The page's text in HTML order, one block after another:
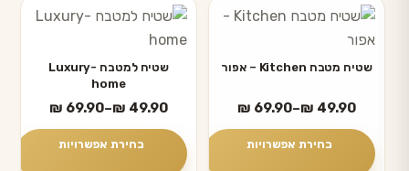
שטיח מטבח Kitchen – אפור
₪ 49.90
–
₪ 69.90
טווח
מחירים:
בחירת אפשרויות
למוצר
זה
יש
סוגים.
ניתן
לבחור
שטיח למטבח Luxury-
home
₪ 49.90
–
₪ 69.90
טווח
מחירים:
בחירת אפשרויות
למוצר
זה
סוגים.
ניתן
לבחור